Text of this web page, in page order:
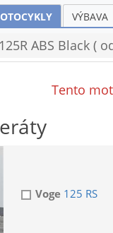
VÝBAVA
ABS Black (
Tento
Voge125 RS